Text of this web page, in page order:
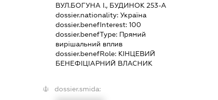
ВУЛ.БОГУНА І., БУДИНОК 253-А
dossier.nationality: Україна
dossier.benefInterest: 100
dossier.benefType: Прямий
вирішальний вплив
dossier.benefRole: КІНЦЕВИЙ
БЕНЕФІЦІАРНИЙ ВЛАСНИК
dossier.smida: